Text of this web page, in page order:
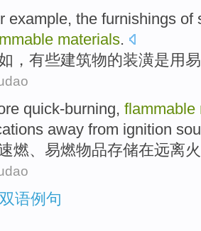
example, the furnishings of
materials.
， 有些建筑物的装潢是用
quick-burning, flammable
away from ignition
燃、 易燃物品存储在远离
语例句